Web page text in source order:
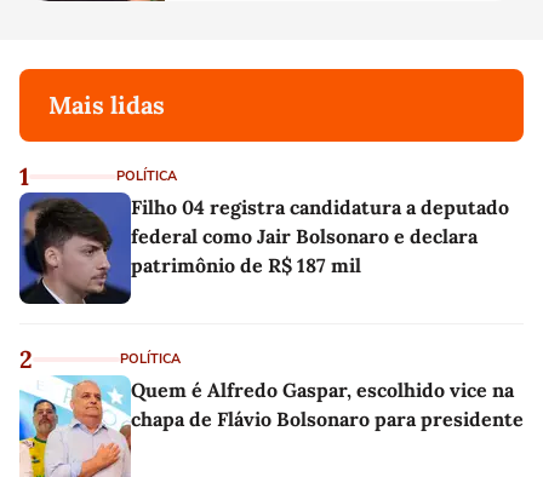
Mais lidas
1 POLÍTICA
Filho 04 registra candidatura a deputado
federal como Jair Bolsonaro e declara
patrimônio de R$ 187 mil
2 POLÍTICA
Quem é Alfredo Gaspar, escolhido vice na
chapa de Flávio Bolsonaro para presidente